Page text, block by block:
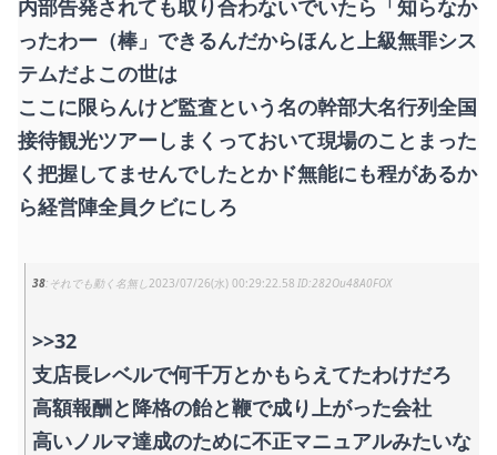
内部告発されても取り合わないでいたら「知らなか
ったわー（棒」できるんだからほんと上級無罪シス
テムだよこの世は
ここに限らんけど監査という名の幹部大名行列全国
接待観光ツアーしまくっておいて現場のことまった
く把握してませんでしたとかド無能にも程があるか
ら経営陣全員クビにしろ
38 それでも動く名無し 2023/07/26(水) 00:29:22.58 282Ou48A0FOX
>>32
支店長レベルで何千万とかもらえてたわけだろ
高額報酬と降格の飴と鞭で成り上がった会社
高いノルマ達成のために不正マニュアルみたいな